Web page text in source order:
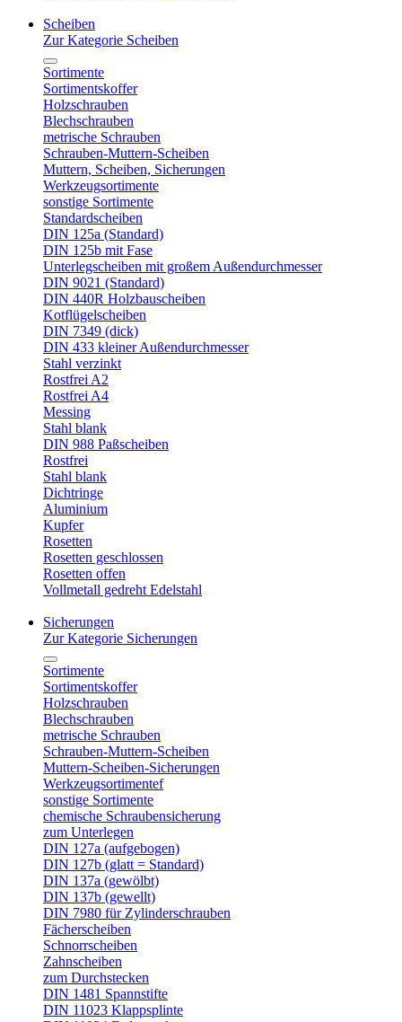
Scheiben
Zur Kategorie Scheiben
Sortimente
Sortimentskoffer
Holzschrauben
Blechschrauben
metrische Schrauben
Schrauben-Muttern-Scheiben
Muttern, Scheiben, Sicherungen
Werkzeugsortimente
sonstige Sortimente
Standardscheiben
DIN 125a (Standard)
DIN 125b mit Fase
Unterlegscheiben mit großem Außendurchmesser
DIN 9021 (Standard)
DIN 440R Holzbauscheiben
Kotflügelscheiben
DIN 7349 (dick)
DIN 433 kleiner Außendurchmesser
Stahl verzinkt
Rostfrei A2
Rostfrei A4
Messing
Stahl blank
DIN 988 Paßscheiben
Rostfrei
Stahl blank
Dichtringe
Aluminium
Kupfer
Rosetten
Rosetten geschlossen
Rosetten offen
Vollmetall gedreht Edelstahl
Sicherungen
Zur Kategorie Sicherungen
Sortimente
Sortimentskoffer
Holzschrauben
Blechschrauben
metrische Schrauben
Schrauben-Muttern-Scheiben
Muttern-Scheiben-Sicherungen
Werkzeugsortimentef
sonstige Sortimente
chemische Schraubensicherung
zum Unterlegen
DIN 127a (aufgebogen)
DIN 127b (glatt = Standard)
DIN 137a (gewölbt)
DIN 137b (gewellt)
DIN 7980 für Zylinderschrauben
Fächerscheiben
Schnorrscheiben
Zahnscheiben
zum Durchstecken
DIN 1481 Spannstifte
DIN 11023 Klappsplinte